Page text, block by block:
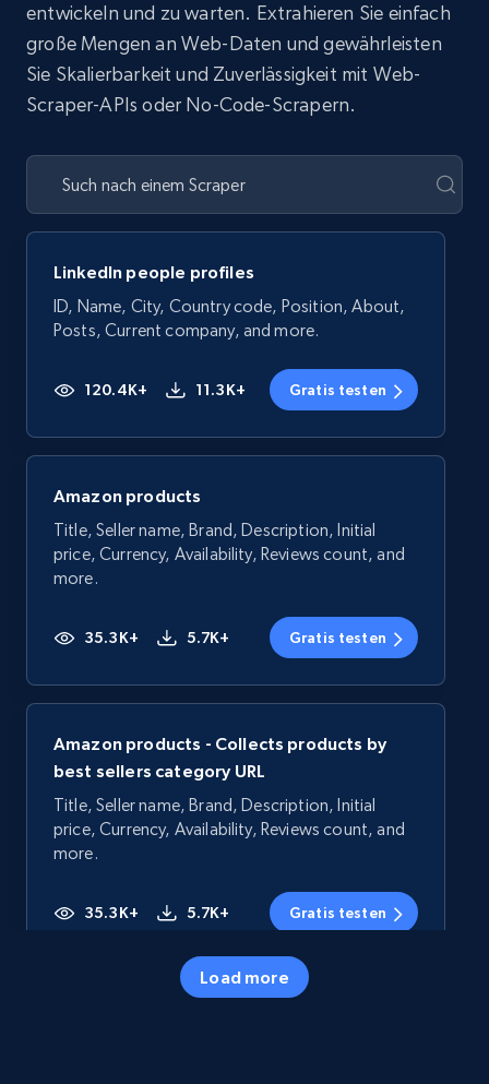
entwickeln und zu warten. Extrahieren Sie einfach
große Mengen an Web-Daten und gewährleisten
Sie Skalierbarkeit und Zuverlässigkeit mit Web-
Scraper-APIs oder No-Code-Scrapern.
LinkedIn people profiles
ID, Name, City, Country code, Position, About,
Posts, Current company, and more.
120.4K+ 11.3K+ Gratis testen
Amazon products
Title, Seller name, Brand, Description, Initial
price, Currency, Availability, Reviews count, and
more.
35.3K+ 5.7K+ Gratis testen
Amazon products - Collects products by
best sellers category URL
Title, Seller name, Brand, Description, Initial
price, Currency, Availability, Reviews count, and
more.
35.3K+ 5.7K+ Gratis testen
Load more